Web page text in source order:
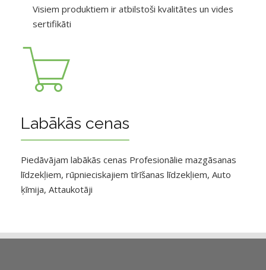
Visiem produktiem ir atbilstoši kvalitātes un vides
sertifikāti
Labākās cenas
Piedāvājam labākās cenas Profesionālie mazgāsanas
līdzekļiem, rūpnieciskajiem tīrīšanas līdzekļiem, Auto
ķīmija, Attaukotāji